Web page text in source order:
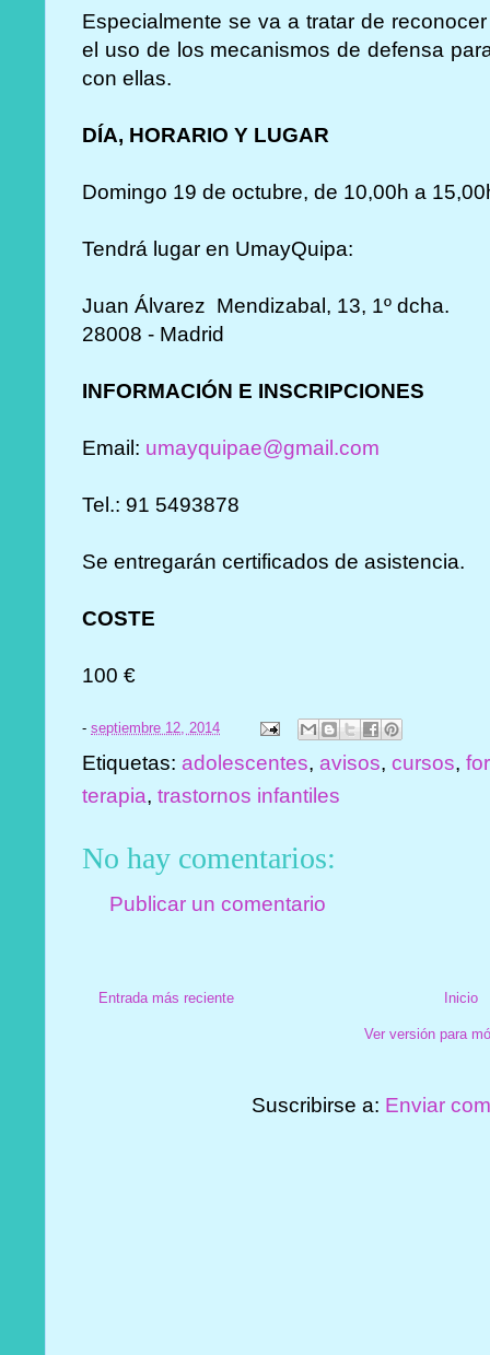
Especialmente se va a tratar de
el uso de los mecanismos de defensa
con ellas.
DÍA, HORARIO Y LUGAR
Domingo 19 de octubre, de 10,00h a
Tendrá lugar en UmayQuipa:
Juan Álvarez Mendizabal, 13, 1º dcha.
28008 - Madrid
INFORMACIÓN E INSCRIPCIONES
Email: umayquipae@gmail.com
Tel.: 91 5493878
Se entregarán certificados de asistencia.
COSTE
100 €
-septiembre 12, 2014
Etiquetas:adolescentes,avisos,cursos,
terapia,trastornos infantiles
No hay comentarios:
Publicar un comentario
Entrada más reciente Inicio
Ver versión para
Suscribirse a: Enviar